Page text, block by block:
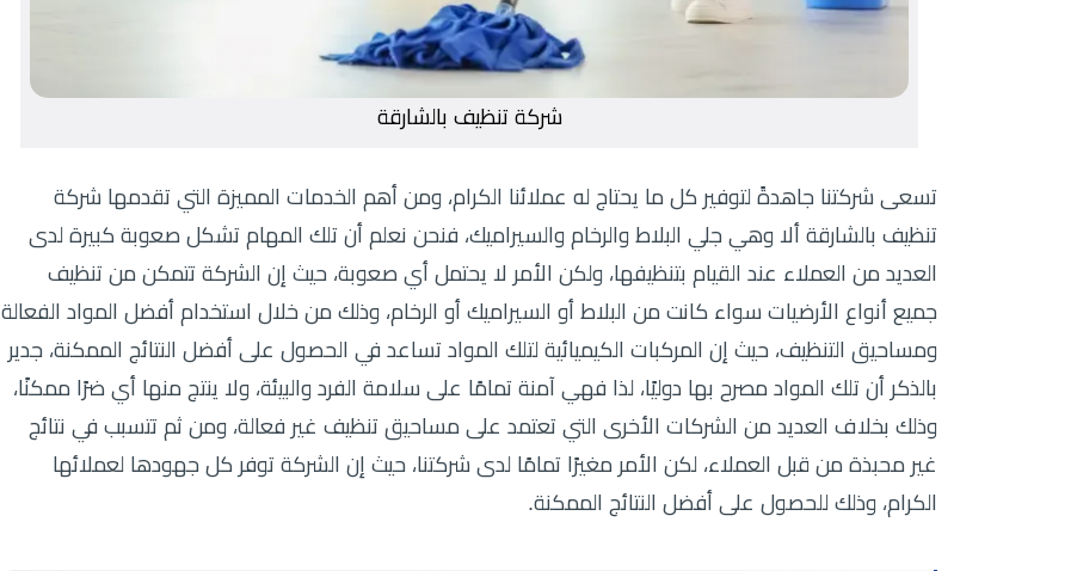
شركة تنظيف بالشارقة
تسعى شركتنا جاهدةً لتوفير كل ما يحتاج له عملائنا الكرام، ومن أهم الخدمات المميزة التي تقدمها شركة
تنظيف بالشارقة ألا وهي جلي البلاط والرخام والسيراميك، فنحن نعلم أن تلك المهام تشكل صعوبة كبيرة لدى
العديد من العملاء عند القيام بتنظيفها، ولكن الأمر لا يحتمل أي صعوبة، حيث إن الشركة تتمكن من تنظيف
جميع أنواع الأرضيات سواء كانت من البلاط أو السيراميك أو الرخام، وذلك من خلال استخدام أفضل المواد الفعالة
ومساحيق التنظيف، حيث إن المركبات الكيميائية لتلك المواد تساعد في الحصول على أفضل النتائج الممكنة، جدير
بالذكر أن تلك المواد مصرح بها دوليًا، لذا فهي آمنة تمامًا على سلامة الفرد والبيئة، ولا ينتج منها أي ضرًا ممكنًا،
وذلك بخلاف العديد من الشركات الأخرى التي تعتمد على مساحيق تنظيف غير فعالة، ومن ثم تتسبب في نتائج
غير محبذة من قبل العملاء، لكن الأمر مغيرًا تمامًا لدى شركتنا، حيث إن الشركة توفر كل جهودها لعملائها
الكرام، وذلك للحصول على أفضل النتائج الممكنة.